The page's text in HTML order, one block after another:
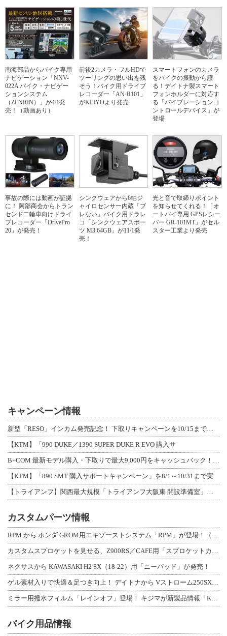
南海部品からバイク専用
ナビゲーション「NNV-
022A バイク・ナビゲー
ションシステム
（ZENRIN）」が4/1発
売！（動画あり）
前後2カメラ・フルHDで
ツーリングの思い出を残
そう！バイク用ドライブ
レコーダー「AN-R101」
がKEIYOより発売
スマートフォンのカメラ
をバイクの振動から護
る！デイトナ製スマート
フォンホルダーに対応す
る「バイブレーションコ
ントロールデバイス」が
登場
事故の際には動画が証拠
に！ 阿部商会からトラン
センド二輪車向けドライ
ブレコーダー「DrivePro
20」が発売！
シンクウェアから6軸ジ
ャイロセンサー内蔵「ブ
レない」バイク用ドラレ
コ「シンクウェアスポー
ツ M3 64GB」が11/1発
売！
光と音で取締りポイント
を知らせてくれる！「オ
ートバイ専用 GPSレシー
バー GR-101MT」がセル
スター工業より発売
キャンペーン情報
新型「RESO」インカム発売記念！ 下取りキャンペーンを10/15まで延長して開
【KTM】「990 DUKE／1390 SUPER DUKE R EVO 購入サ
B+COM 最新モデル購入・下取りで最大9,000円をキャッシュバック！「B+F
【KTM】「890 SMT 購入サポートキャンペーン」を8/1～10/31まで実
【トライアンフ】関西最大規模「トライアンフ大阪東 開設準備室」がオープン！ 限定
カスタムパーツ情報
RPM から ホンダ GROM用エキゾーストシステム「RPM」が登場！（動画あり
カスタムスプロケットを見せる、Z900RS／CAFE用「スプロケットカバーフルキ
ネクサスから KAWASAKI H2 SX（18-22）用「ニーパッド」が発売！
ゲル素材入りで快適＆足つき向上！ デイトナから Vストローム250SX用「快適ロ
ミラー用撥水フィルム「レインオフ」登場！ キジマが新製品情報「KIJIMA NE
バイク用品情報